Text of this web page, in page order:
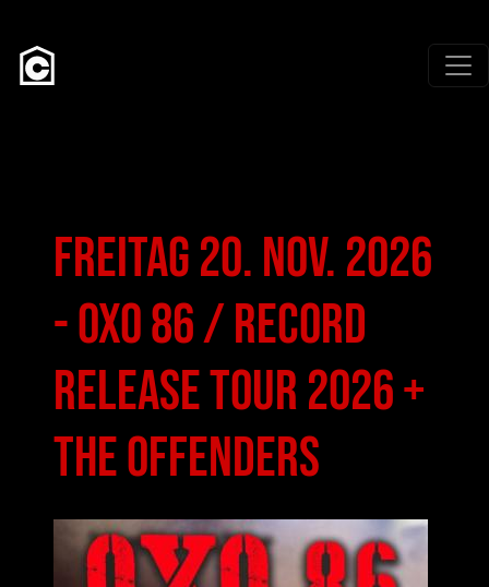
Freitag 20. Nov. 2026
- OXO 86 / RECORD
RELEASE TOUR 2026 +
THE OFFENDERS